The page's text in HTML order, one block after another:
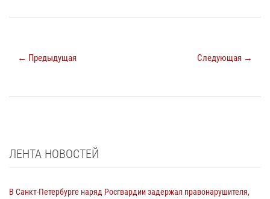
← Предыдущая Следующая →
ЛЕНТА НОВОСТЕЙ
В Санкт-Петербурге наряд Росгвардии задержал правонарушителя,